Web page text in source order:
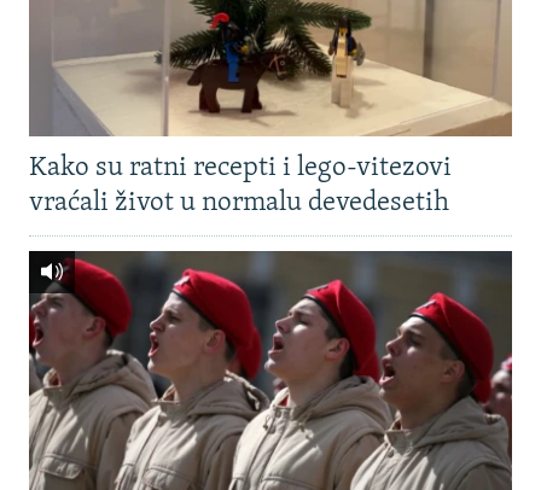
Kako su ratni recepti i lego-vitezovi
vraćali život u normalu devedesetih